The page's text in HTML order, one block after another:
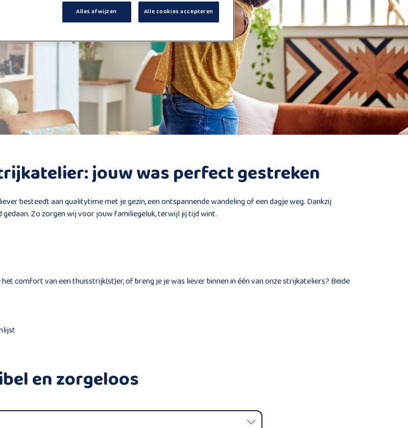
jouw was perfect gestreken
besteedt aan qualitytime met je gezin, een ontspannende wandeling of een dagje weg. Dankzij
Zo zorgen wij voor jouw familiegeluk, terwijl jij tijd wint.
comfort van een thuisstrijk(st)er, of breng je je was liever binnen in één van onze strijkateliers? Beide
en zorgeloos
Alles afwijzen Alle cookies accepteren